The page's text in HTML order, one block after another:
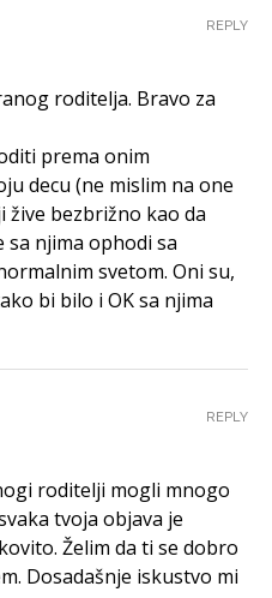
roditelja. Bravo za
prema onim
decu (ne mislim na one
bezbrižno kao da
sa njima ophodi sa
svetom. Oni su,
bi bilo i OK sa njima
REPLY
roditelji mogli mnogo
tvoja objava je
Želim da ti se dobro
Dosadašnje iskustvo mi
REPLY